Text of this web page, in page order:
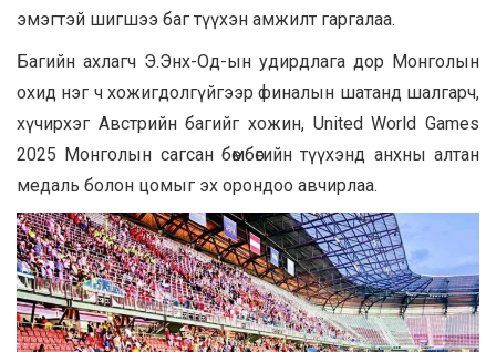
эмэгтэй шигшээ баг түүхэн амжилт гаргалаа.
Багийн ахлагч Э.Энх-Од-ын удирдлага дор Монголын
охид нэг ч хожигдолгүйгээр финалын шатанд шалгарч,
хүчирхэг Австрийн багийг хожин, United World Games
2025 Монголын сагсан бөмбөгийн түүхэнд анхны алтан
медаль болон цомыг эх орондоо авчирлаа.